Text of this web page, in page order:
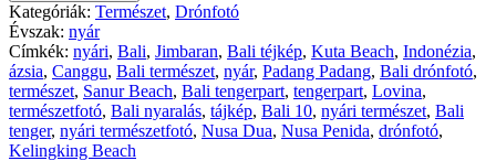
Kategóriák: Természet, Drónfotó
Évszak: nyár
Címkék: nyári, Bali, Jimbaran, Bali téjkép, Kuta Beach, Indonézia,
ázsia, Canggu, Bali természet, nyár, Padang Padang, Bali drónfotó,
természet, Sanur Beach, Bali tengerpart, tengerpart, Lovina,
természetfotó, Bali nyaralás, tájkép, Bali 10, nyári természet, Bali
tenger, nyári természetfotó, Nusa Dua, Nusa Penida, drónfotó,
Kelingking Beach